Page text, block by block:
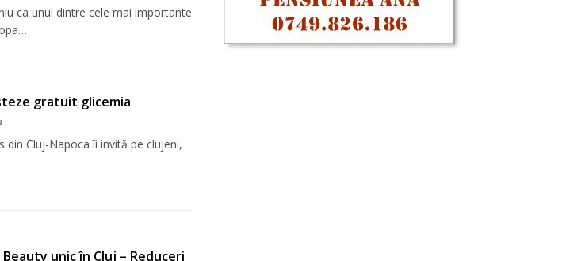
ca unul dintre cele mai importante
gratuit glicemia
Cluj-Napoca îi invită pe clujeni,
unic în Cluj – Reduceri